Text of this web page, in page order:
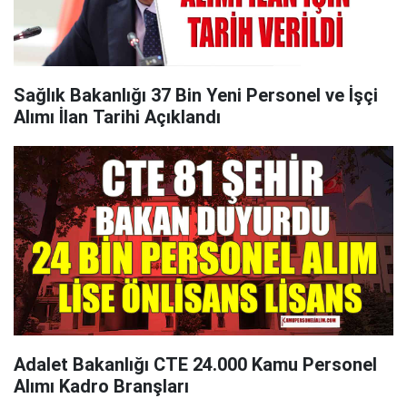
Sağlık Bakanlığı 37 Bin Yeni Personel ve İşçi
Alımı İlan Tarihi Açıklandı
Adalet Bakanlığı CTE 24.000 Kamu Personel
Alımı Kadro Branşları